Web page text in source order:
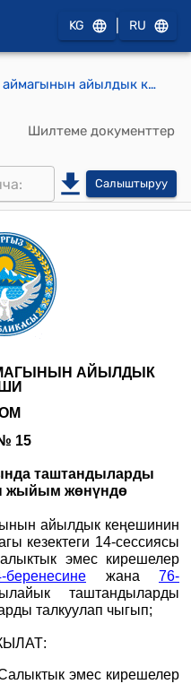
KG RU
Акназаров айыл аймагынын айылдык кеңешинин 2026-жылдын 25-февралындагы № 15 "Акназаров айыл аймагында таштандыларды ташып чыгаруу үчүн жыйым жөнүндө" токтому
Шилтеме документтер
Салыштыруу